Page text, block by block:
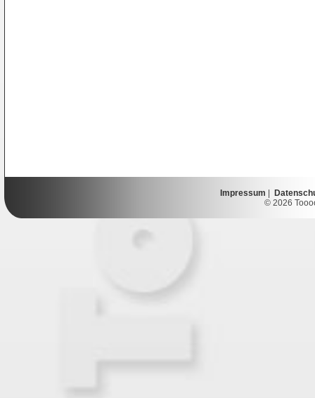
Impressum
© 2026